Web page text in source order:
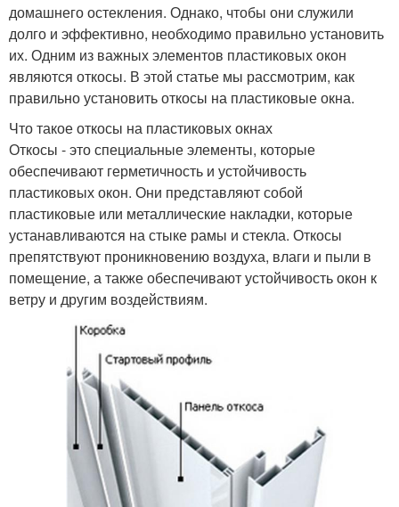
домашнего остекления. Однако, чтобы они служили
долго и эффективно, необходимо правильно установить
их. Одним из важных элементов пластиковых окон
являются откосы. В этой статье мы рассмотрим, как
правильно установить откосы на пластиковые окна.
Что такое откосы на пластиковых окнах
Откосы - это специальные элементы, которые
обеспечивают герметичность и устойчивость
пластиковых окон. Они представляют собой
пластиковые или металлические накладки, которые
устанавливаются на стыке рамы и стекла. Откосы
препятствуют проникновению воздуха, влаги и пыли в
помещение, а также обеспечивают устойчивость окон к
ветру и другим воздействиям.